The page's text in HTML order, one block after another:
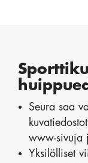
Seura saa
www-sivuja
Yksilölliset